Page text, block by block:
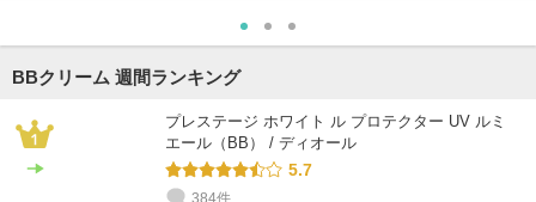
BBクリーム 週間ランキング
プレステージ ホワイト ル プロテクター UV ルミ
エール（BB） / ディオール
5.7
384件